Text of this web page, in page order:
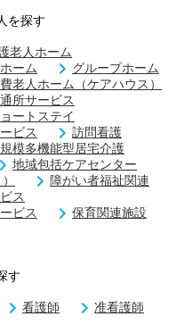
を探す
老人ホーム
ーム
グループホーム
老人ホーム（ケアハウス）
通所サービス
ートステイ
ビス
訪問看護
模多機能型居宅介護
地域包括ケアセンター
障がい者福祉関連
ス
ビス
保育関連施設
す
看護師
准看護師